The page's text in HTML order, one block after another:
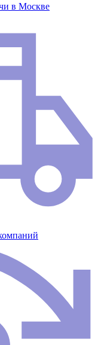
в Москве